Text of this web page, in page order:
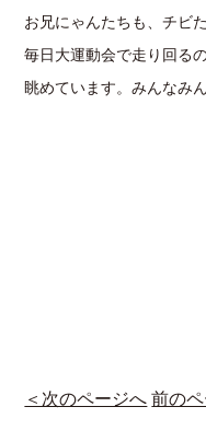
お兄にゃんたちも、チビ
毎日大運動会で走り回る
眺めています。みんなみ
＜次のページへ 前の